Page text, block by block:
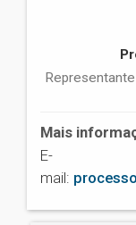
Mais
E-
mail: